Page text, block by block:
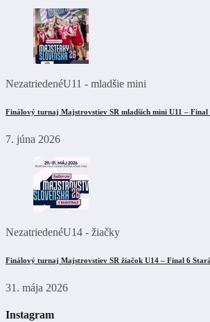
NezatriedenéU11 - mladšie mini
Finálový turnaj Majstrovstiev SR mladších mini U11 – Final
7. júna 2026
NezatriedenéU14 - žiačky
Finálový turnaj Majstrovstiev SR žiačok U14 – Final 6
31. mája 2026
Instagram